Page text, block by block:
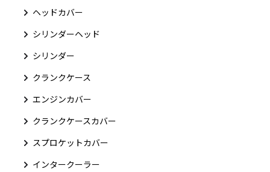
ヘッドカバー
シリンダーヘッド
シリンダー
クランクケース
エンジンカバー
クランクケースカバー
スプロケットカバー
インタークーラー